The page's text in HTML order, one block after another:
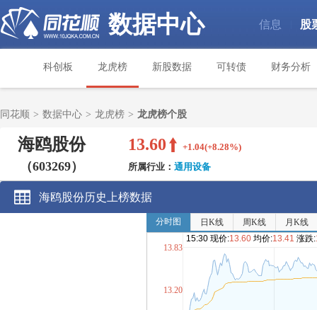
数据中心 信息 股
科创板 龙虎榜 新股数据 可转债 财务分析
同花顺 > 数据中心 > 龙虎榜 > 龙虎榜个股
海鸥股份
（603269）
13.60
+1.04(+8.28%)
所属行业： 通用设备
海鸥股份历史上榜数据